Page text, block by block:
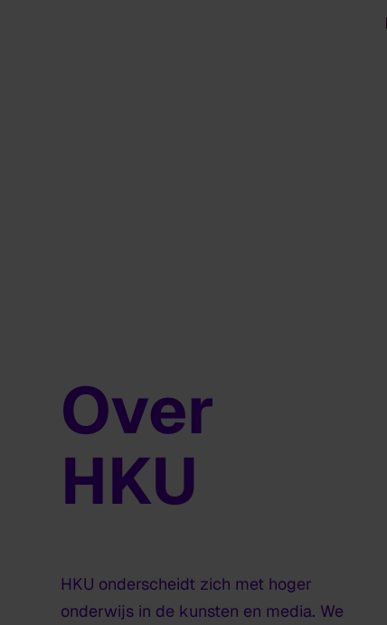
Over
HKU
HKU onderscheidt zich met hoger
onderwijs in de kunsten en media. We